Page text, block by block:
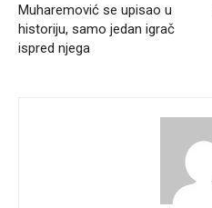
Muharemović se upisao u
historiju, samo jedan igrač
ispred njega